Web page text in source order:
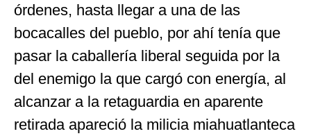
órdenes, hasta llegar a una de las
bocacalles del pueblo, por ahí tenía que
pasar la caballería liberal seguida por la
del enemigo la que cargó con energía, al
alcanzar a la retaguardia en aparente
retirada apareció la milicia miahuatlanteca